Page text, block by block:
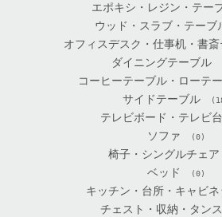
エポキシ・レジン・テー
ウッド・スラブ・テーブ
オフィスデスク・仕事机・書
ダイニングテーブル
コーヒーテーブル・ローテ
サイドテーブル
テレビボード・テレビ台
ソファ (0)
椅子・シングルチェア
ベッド (0)
キッチン・台所・キャビネ
チェスト・収納・タンス